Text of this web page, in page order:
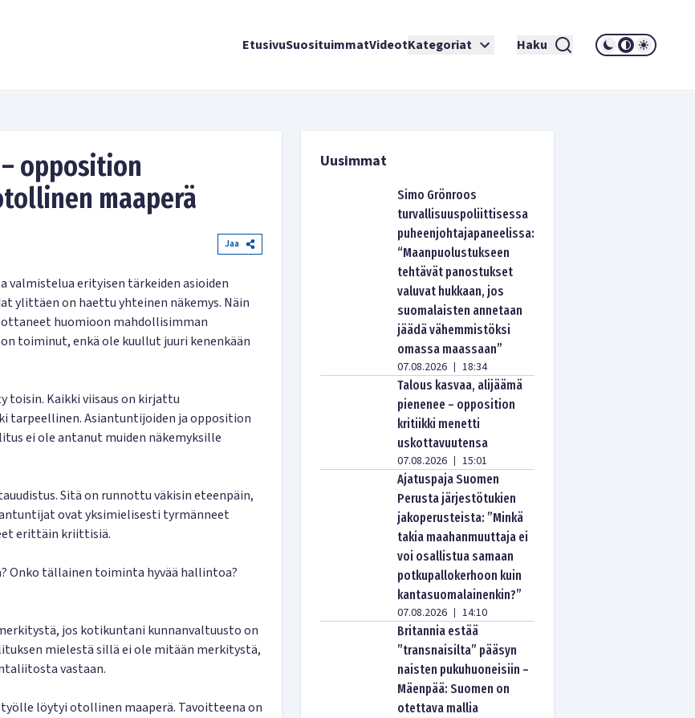
EtusivuSuosituimmatVideotKategoriat Haku
opposition
maaperä
Jaa
valmistelua erityisen tärkeiden asioiden
ylittäen on haettu yhteinen näkemys. Näin
huomioon mahdollisimman
toiminut, enkä ole kuullut juuri kenenkään
toisin. Kaikki viisaus on kirjattu
tarpeellinen. Asiantuntijoiden ja opposition
ei ole antanut muiden näkemyksille
Sitä on runnottu väkisin eteenpäin,
ovat yksimielisesti tyrmänneet
erittäin kriittisiä.
tällainen toiminta hyvää hallintoa?
jos kotikuntani kunnanvaltuusto on
mielestä sillä ei ole mitään merkitystä,
vastaan.
löytyi otollinen maaperä. Tavoitteena on
Uusimmat
Simo Grönroos
turvallisuuspoliittisessa
puheenjohtajapaneelissa:
“Maanpuolustukseen
tehtävät panostukset
valuvat hukkaan, jos
suomalaisten annetaan
jäädä vähemmistöksi
omassa maassaan”
07.08.2026 | 18:34
Talous kasvaa, alijäämä
pienenee – opposition
kritiikki menetti
uskottavuutensa
07.08.2026 | 15:01
Ajatuspaja Suomen
Perusta järjestötukien
jakoperusteista: ”Minkä
takia maahanmuuttaja ei
voi osallistua samaan
potkupallokerhoon kuin
kantasuomalainenkin?”
07.08.2026 | 14:10
Britannia estää
”transnaisilta” pääsyn
naisten pukuhuoneisiin –
Mäenpää: Suomen on
otettava mallia